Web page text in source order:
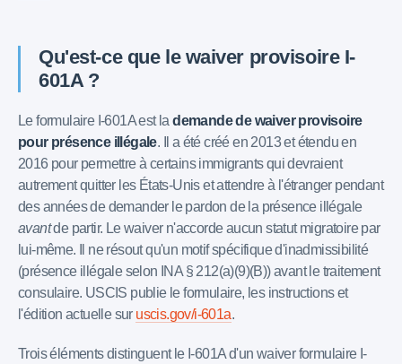
Qu'est-ce que le waiver provisoire I-
601A ?
Le formulaire I-601A est lademande de waiver provisoire
pour présence illégale. Il a été créé en 2013 et étendu en
2016 pour permettre à certains immigrants qui devraient
autrement quitter les États-Unis et attendre à l'étranger pendant
des années de demander le pardon de la présence illégale
avantde partir. Le waiver n'accorde aucun statut migratoire par
lui-même. Il ne résout qu'un motif spécifique d'inadmissibilité
(présence illégale selon INA § 212(a)(9)(B)) avant le traitement
consulaire. USCIS publie le formulaire, les instructions et
l'édition actuelle sur uscis.gov/i-601a.
Trois éléments distinguent le I-601A d'un waiver formulaire I-